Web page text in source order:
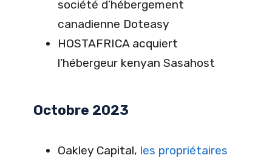
société d’hébergement
canadienne Doteasy
HOSTAFRICA acquiert
l’hébergeur kenyan Sasahost
Octobre 2023
Oakley Capital, les propriétaires